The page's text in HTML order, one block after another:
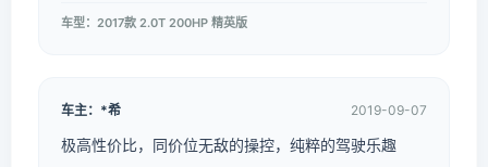
车型：2017款 2.0T 200HP 精英版
车主：*希 2019-09-07
极高性价比，同价位无敌的操控，纯粹的驾驶乐趣